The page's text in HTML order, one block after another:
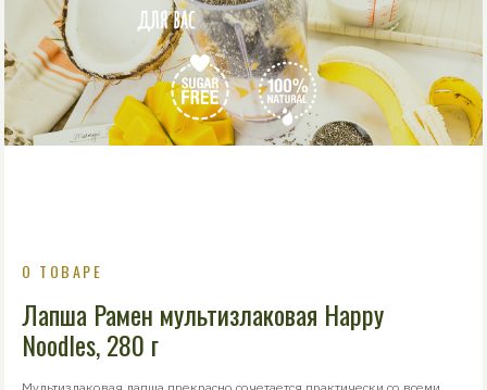
О ТОВАРЕ
Лапша Рамен мультизлаковая Happy
Noodles, 280 г